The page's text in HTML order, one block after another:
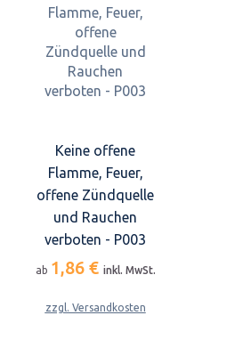
Keine offene
Flamme, Feuer,
offene Zündquelle
und Rauchen
verboten - P003
ab 1,86 € inkl. MwSt.
zzgl. Versandkosten